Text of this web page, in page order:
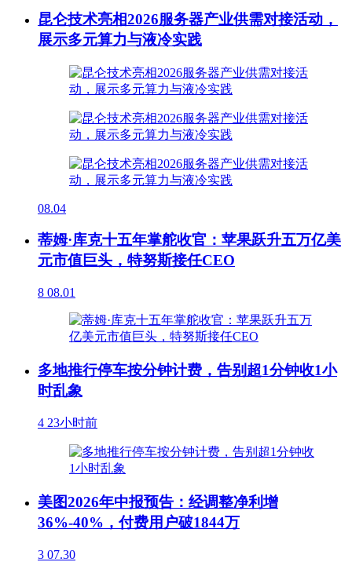
昆仑技术亮相2026服务器产业供需对接活动，
展示多元算力与液冷实践
08.04
蒂姆·库克十五年掌舵收官：苹果跃升五万亿美
元市值巨头，特努斯接任CEO
8 08.01
多地推行停车按分钟计费，告别超1分钟收1小
时乱象
4 23小时前
美图2026年中报预告：经调整净利增
36%-40%，付费用户破1844万
3 07.30